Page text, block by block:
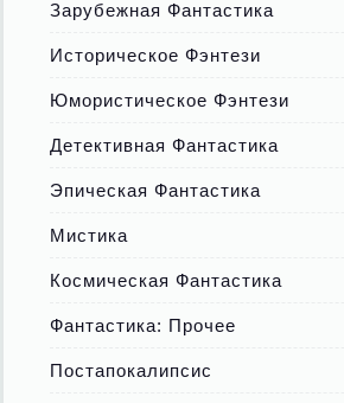
Зарубежная Фантастика
Историческое Фэнтези
Юмористическое Фэнтези
Детективная Фантастика
Эпическая Фантастика
Мистика
Космическая Фантастика
Фантастика: Прочее
Постапокалипсис